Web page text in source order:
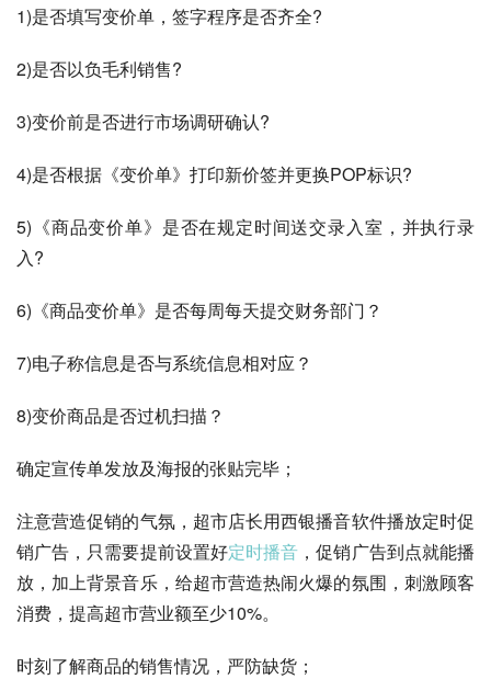
1)是否填写变价单，签字程序是否齐全?
2)是否以负毛利销售?
3)变价前是否进行市场调研确认?
4)是否根据《变价单》打印新价签并更换POP标识?
5)《商品变价单》是否在规定时间送交录入室，并执行录
入?
6)《商品变价单》是否每周每天提交财务部门？
7)电子称信息是否与系统信息相对应？
8)变价商品是否过机扫描？
确定宣传单发放及海报的张贴完毕；
注意营造促销的气氛，超市店长用西银播音软件播放定时促
销广告，只需要提前设置好定时播音 ，促销广告到点就能播
放，加上背景音乐，给超市营造热闹火爆的氛围，刺激顾客
消费，提高超市营业额至少10%。
时刻了解商品的销售情况，严防缺货；